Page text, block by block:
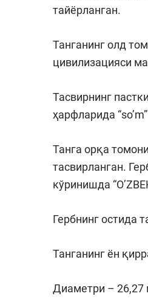
тайёрланган.
Танганинг олд
цивилизацияси
Тасвирнинг
ҳарфларида
Танга орқа
тасвирланган.
кўринишда
Гербнинг остида
Танганинг ён
Диаметри – 26,27